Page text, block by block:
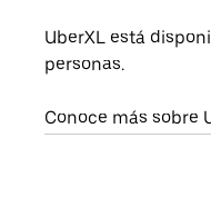
UberXL está
personas.
Conoce más sobre